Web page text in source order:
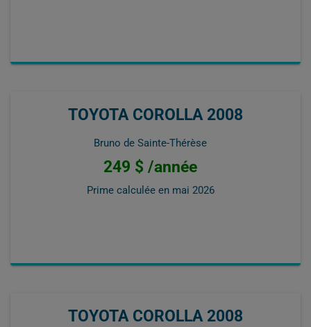
TOYOTA COROLLA 2008
Bruno de Sainte-Thérèse
249 $ /année
Prime calculée en mai 2026
TOYOTA COROLLA 2008